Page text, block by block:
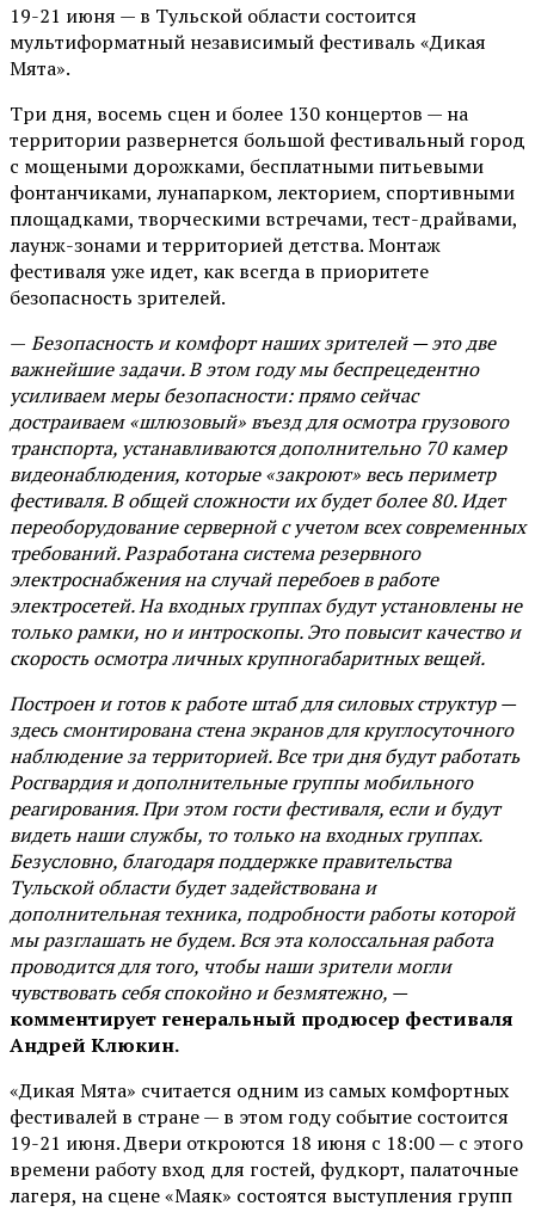
19-21 июня — в Тульской области состоится
мультиформатный независимый фестиваль «Дикая
Мята».
Три дня, восемь сцен и более 130 концертов — на
территории развернется большой фестивальный город
с мощеными дорожками, бесплатными питьевыми
фонтанчиками, лунапарком, лекторием, спортивными
площадками, творческими встречами, тест-драйвами,
лаунж-зонами и территорией детства. Монтаж
фестиваля уже идет, как всегда в приоритете
безопасность зрителей.
— Безопасность и комфорт наших зрителей — это две
важнейшие задачи. В этом году мы беспрецедентно
усиливаем меры безопасности: прямо сейчас
достраиваем «шлюзовый» въезд для осмотра грузового
транспорта, устанавливаются дополнительно 70 камер
видеонаблюдения, которые «закроют» весь периметр
фестиваля. В общей сложности их будет более 80. Идет
переоборудование серверной с учетом всех современных
требований. Разработана система резервного
электроснабжения на случай перебоев в работе
электросетей. На входных группах будут установлены не
только рамки, но и интроскопы. Это повысит качество и
скорость осмотра личных крупногабаритных вещей.
Построен и готов к работе штаб для силовых структур —
здесь смонтирована стена экранов для круглосуточного
наблюдение за территорией. Все три дня будут работать
Росгвардия и дополнительные группы мобильного
реагирования. При этом гости фестиваля, если и будут
видеть наши службы, то только на входных группах.
Безусловно, благодаря поддержке правительства
Тульской области будет задействована и
дополнительная техника, подробности работы которой
мы разглашать не будем. Вся эта колоссальная работа
проводится для того, чтобы наши зрители могли
чувствовать себя спокойно и безмятежно, —
комментирует генеральный продюсер фестиваля
Андрей Клюкин.
«Дикая Мята» считается одним из самых комфортных
фестивалей в стране — в этом году событие состоится
19-21 июня. Двери откроются 18 июня с 18:00 — с этого
времени работу вход для гостей, фудкорт, палаточные
лагеря, на сцене «Маяк» состоятся выступления групп